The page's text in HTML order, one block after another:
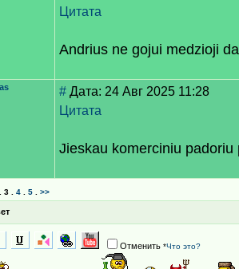
Цитата
Andrius ne gojui medzioji
# Дата: 24 Авг 2025 11:28
Цитата
Jieskau komerciniu
3 4 5 >>
Отменить *Что это?